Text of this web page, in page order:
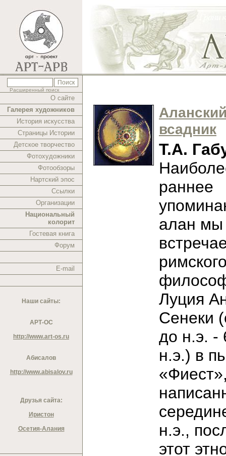
Расширенный поиск
О сайте
Галерея художников
История искусства
Страницы Истории
Детское творчество
Фотохудожники
Фотообзоры
Нартский эпос
Ссылки
Организации
Национальный
колорит
Гостевая книга
Форум
E-mail
Наши сайты:
АРТ-ОС
http://www.art-os.ru
Абисалов
http://www.abisalov.ru
Друзья сайта:
Иристон
Осетия-Алания
всадник
Т.А.
раннее
алан мы
Луция
Сенеки
до н.э. -
н.э.) в
н.э.,
этот